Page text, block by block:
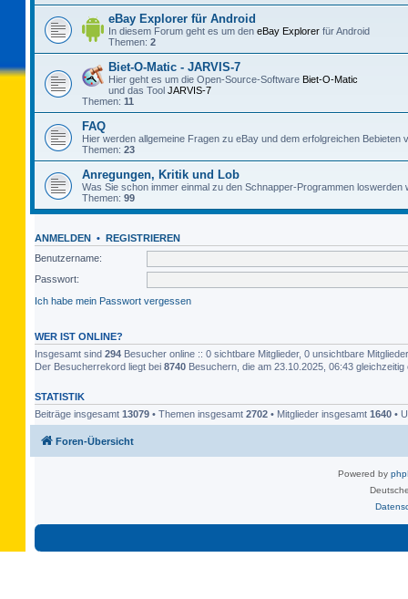
eBay Explorer für Android
In diesem Forum geht es um den eBay Explorer für Android
Themen: 2
Biet-O-Matic - JARVIS-7
Hier geht es um die Open-Source-Software Biet-O-Matic
und das Tool JARVIS-7
Themen: 11
FAQ
Hier werden allgemeine Fragen zu eBay und dem erfolgreichen Bebieten
Themen: 23
Anregungen, Kritik und Lob
Was Sie schon immer einmal zu den Schnapper-Programmen loswerden
Themen: 99
ANMELDEN • REGISTRIEREN
Benutzername:
Passwort:
Ich habe mein Passwort vergessen
WER IST ONLINE?
Insgesamt sind 294 Besucher online :: 0 sichtbare Mitglieder, 0 unsichtbare
Der Besucherrekord liegt bei 8740 Besuchern, die am 23.10.2025, 06:43 gleichzeitig
STATISTIK
Beiträge insgesamt 13079 • Themen insgesamt 2702 • Mitglieder insgesamt 1640 •
Foren-Übersicht
Powered by